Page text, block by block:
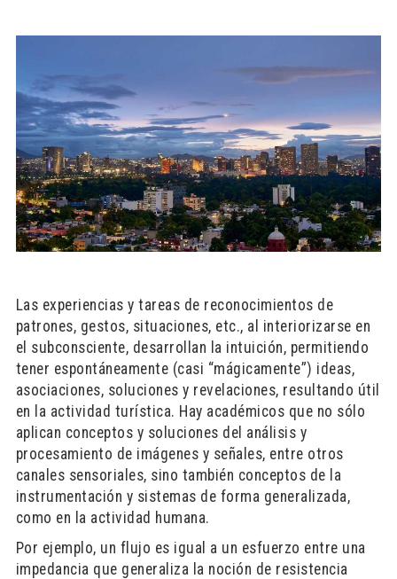
Las experiencias y tareas de reconocimientos de
patrones, gestos, situaciones, etc., al interiorizarse en
el subconsciente, desarrollan la intuición, permitiendo
tener espontáneamente (casi “mágicamente”) ideas,
asociaciones, soluciones y revelaciones, resultando útil
en la actividad turística. Hay académicos que no sólo
aplican conceptos y soluciones del análisis y
procesamiento de imágenes y señales, entre otros
canales sensoriales, sino también conceptos de la
instrumentación y sistemas de forma generalizada,
como en la actividad humana.
Por ejemplo, un flujo es igual a un esfuerzo entre una
impedancia que generaliza la noción de resistencia